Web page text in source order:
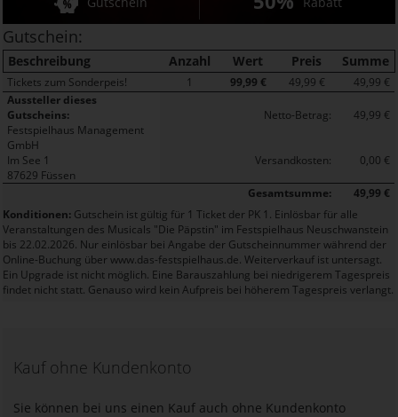
Gutschein:
Beschreibung Anzahl Wert Preis Summe
Tickets zum Sonderpeis! 1 99,99 € 49,99 €
49,99 €
Aussteller dieses
Gutscheins:
Festspielhaus Management
GmbH
Im See 1
87629 Füssen
Netto-Betrag: 49,99 €
Versandkosten: 0,00 €
Gesamtsumme:
49,99 €
Konditionen: Gutschein ist gültig für 1 Ticket der PK 1. Einlösbar für alle
Veranstaltungen des Musicals "Die Päpstin" im Festspielhaus Neuschwanstein
bis 22.02.2026. Nur einlösbar bei Angabe der Gutscheinnummer während der
Online-Buchung über www.das-festspielhaus.de. Weiterverkauf ist untersagt.
Ein Upgrade ist nicht möglich. Eine Barauszahlung bei niedrigerem Tagespreis
findet nicht statt. Genauso wird kein Aufpreis bei höherem Tagespreis verlangt.
Kauf ohne Kundenkonto
Sie können bei uns einen Kauf auch ohne Kundenkonto